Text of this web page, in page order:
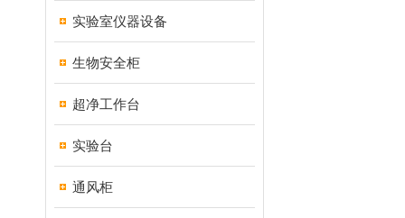
实验室仪器设备
生物安全柜
超净工作台
实验台
通风柜